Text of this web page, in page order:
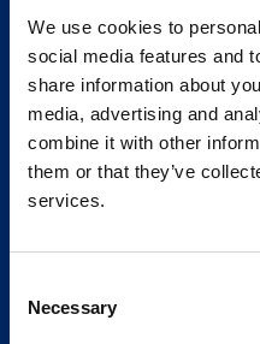
We use cookies to
social media features and
share information about
media, advertising and
combine it with other
them or that they’ve
services.
Selection
Necessary